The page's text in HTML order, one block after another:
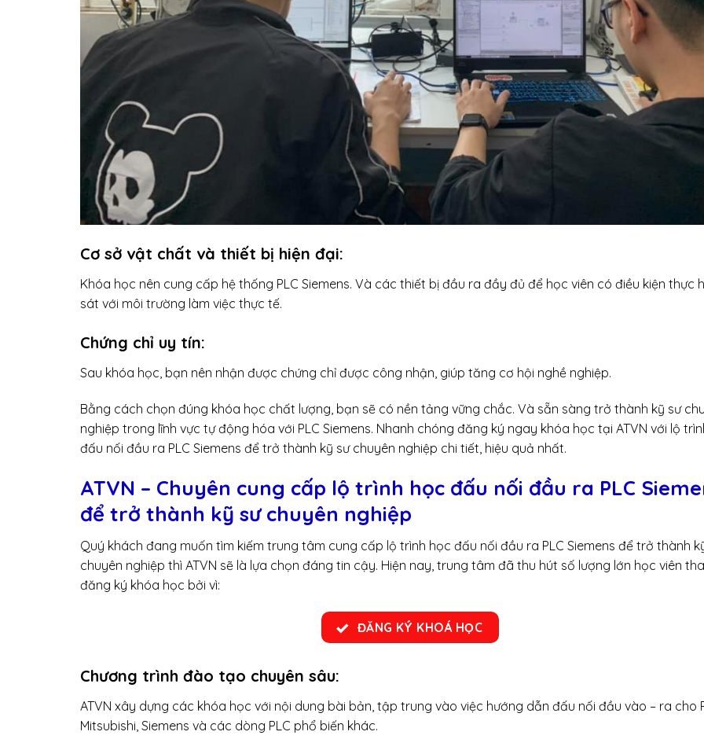
Cơ sở vật chất và thiết bị hiện đại:
Khóa học nên cung cấp hệ thống PLC Siemens. Và các thiết bị đầu ra đầy đủ để học viên có điều kiện thực
sát với môi trường làm việc thực tế.
Chứng chỉ uy tín:
Sau khóa học, bạn nên nhận được chứng chỉ được công nhận, giúp tăng cơ hội nghề nghiệp.
Bằng cách chọn đúng khóa học chất lượng, bạn sẽ có nền tảng vững chắc. Và sẵn sàng trở thành kỹ sư
nghiệp trong lĩnh vực tự động hóa với PLC Siemens. Nhanh chóng đăng ký ngay khóa học tại ATVN với lộ
đấu nối đầu ra PLC Siemens để trở thành kỹ sư chuyên nghiệp chi tiết, hiệu quả nhất.
ATVN – Chuyên cung cấp lộ trình học đấu nối đầu ra PLC
để trở thành kỹ sư chuyên nghiệp
Quý khách đang muốn tìm kiếm trung tâm cung cấp lộ trình học đấu nối đầu ra PLC Siemens để trở thành
chuyên nghiệp thì ATVN sẽ là lựa chọn đáng tin cậy. Hiện nay, trung tâm đã thu hút số lượng lớn học viên
đăng ký khóa học bởi vì:
ĐĂNG KÝ KHOÁ HỌC
Chương trình đào tạo chuyên sâu:
ATVN xây dựng các khóa học với nội dung bài bản, tập trung vào việc hướng dẫn đấu nối đầu vào – ra cho
Mitsubishi, Siemens và các dòng PLC phổ biến khác.